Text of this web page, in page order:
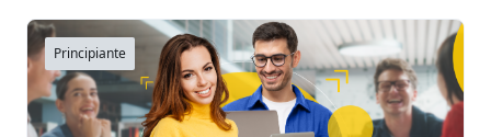
Principiante